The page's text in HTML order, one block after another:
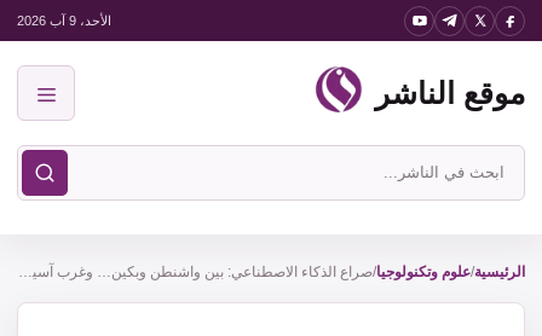
انتقل
المحتوى
الأحد، 9 آب 2026
موقع الناشر
ابحث
في
الناشر
الرئيسية/علوم وتكنولوجيا/ صراع الذكاء الاصطناعي: بين واشنطن وبكين… وغرب آسيا في قلب اللعبة